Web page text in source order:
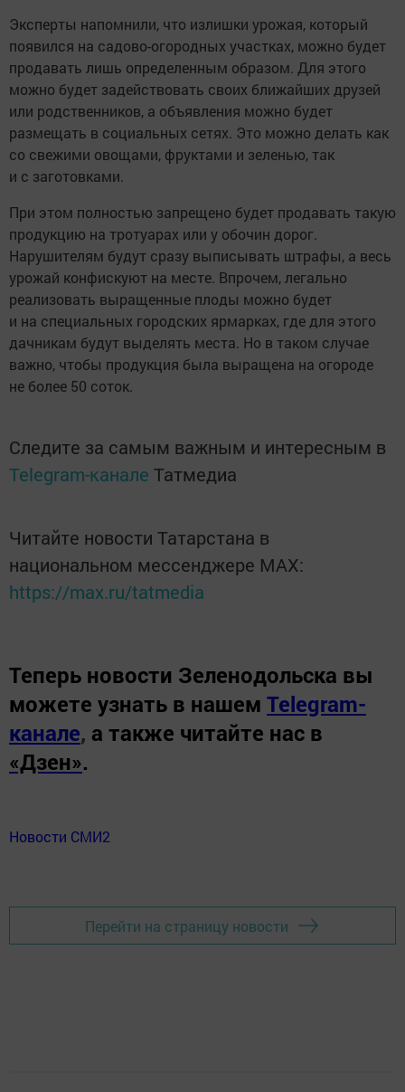
Эксперты напомнили, что излишки урожая, который
появился на садово-огородных участках, можно будет
продавать лишь определенным образом. Для этого
можно будет задействовать своих ближайших друзей
или родственников, а объявления можно будет
размещать в социальных сетях. Это можно делать как
со свежими овощами, фруктами и зеленью, так
и с заготовками.
При этом полностью запрещено будет продавать такую
продукцию на тротуарах или у обочин дорог.
Нарушителям будут сразу выписывать штрафы, а весь
урожай конфискуют на месте. Впрочем, легально
реализовать выращенные плоды можно будет
и на специальных городских ярмарках, где для этого
дачникам будут выделять места. Но в таком случае
важно, чтобы продукция была выращена на огороде
не более 50 соток.
Следите за самым важным и интересным в
Telegram-канале Татмедиа
Читайте новости Татарстана в
национальном мессенджере MАХ:
https://max.ru/tatmedia
Теперь новости Зеленодольска вы
можете узнать в нашем Telegram-
канале, а также читайте нас в
«Дзен».
Новости СМИ2
Перейти на страницу новости